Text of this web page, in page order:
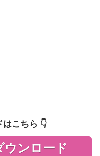
はこちら 👇️
ウンロード